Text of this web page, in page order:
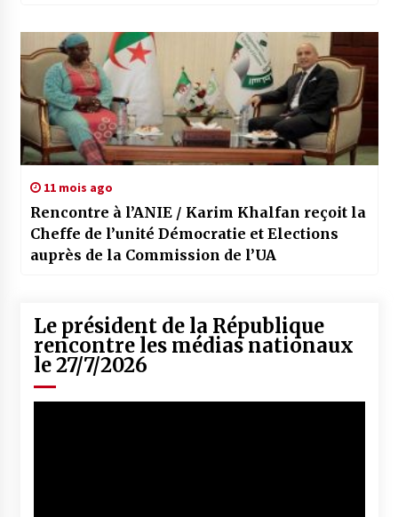
11 mois ago
Rencontre à l’ANIE / Karim Khalfan reçoit la
Cheffe de l’unité Démocratie et Elections
auprès de la Commission de l’UA
Le président de la République
rencontre les médias nationaux
le 27/7/2026